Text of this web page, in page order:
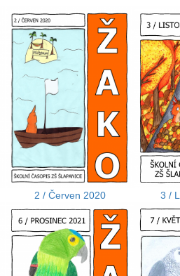
2 / Červen 2020 3 /